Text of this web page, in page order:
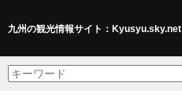
九州の観光情報サイト：Kyusyu.sky.net